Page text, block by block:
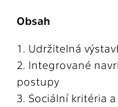
Obsah
1. Udržitelná
2. Integrované
postupy
3. Sociální kritéria